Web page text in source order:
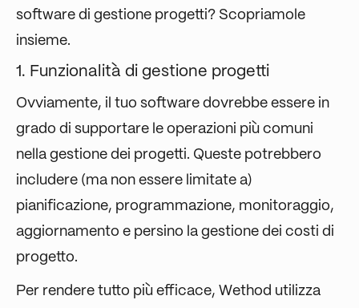
software di gestione progetti? Scopriamole
insieme.
1. Funzionalità di gestione progetti
Ovviamente, il tuo software dovrebbe essere in
grado di supportare le operazioni più comuni
nella gestione dei progetti. Queste potrebbero
includere (ma non essere limitate a)
pianificazione, programmazione, monitoraggio,
aggiornamento e persino la gestione dei costi di
progetto.
Per rendere tutto più efficace, Wethod utilizza